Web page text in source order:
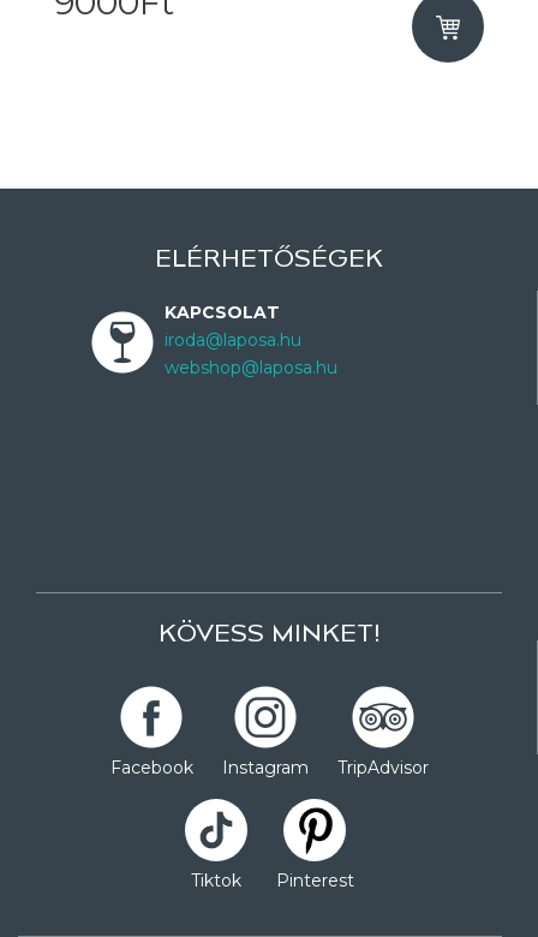
ELÉRHETŐSÉGEK
KAPCSOLAT
iroda@laposa.hu
webshop@laposa.hu
KÖVESS MINKET!
Facebook Instagram TripAdvisor
Tiktok Pinterest